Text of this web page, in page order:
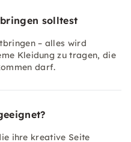
solltest
– alles wird
Kleidung zu tragen, die
darf.
ihre kreative Seite